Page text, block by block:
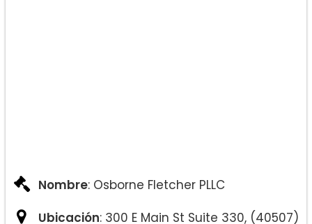
Nombre: Osborne Fletcher PLLC
Ubicación: 300 E Main St Suite 330, (40507)